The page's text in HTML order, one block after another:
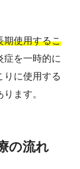
期使用するこ
症を一時的に
りに使用する
ます。
の流れ